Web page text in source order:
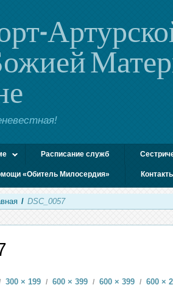
Расписание служб
«Обитель Милосердия»
/ DSC_0057
300 × 199 / 600 × 399 / 600 × 399 / 600 ×